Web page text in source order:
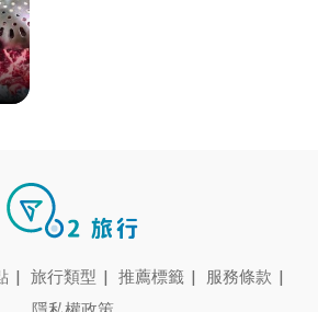
| 旅行類型 | 推薦標籤| 服務條款 |